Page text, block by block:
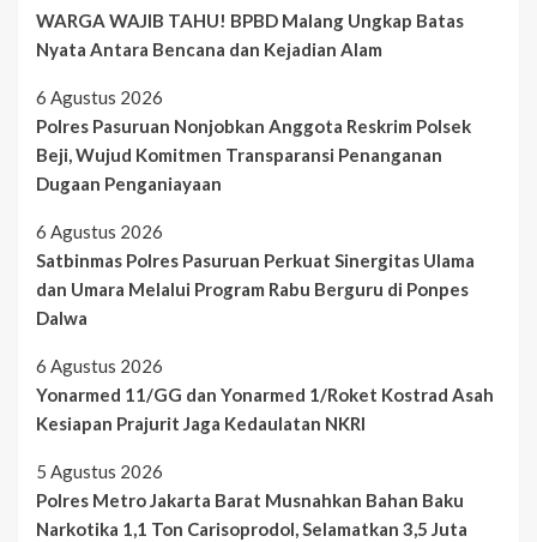
WARGA WAJIB TAHU! BPBD Malang Ungkap Batas
Nyata Antara Bencana dan Kejadian Alam
6 Agustus 2026
Polres Pasuruan Nonjobkan Anggota Reskrim Polsek
Beji, Wujud Komitmen Transparansi Penanganan
Dugaan Penganiayaan
6 Agustus 2026
Satbinmas Polres Pasuruan Perkuat Sinergitas Ulama
dan Umara Melalui Program Rabu Berguru di Ponpes
Dalwa
6 Agustus 2026
Yonarmed 11/GG dan Yonarmed 1/Roket Kostrad Asah
Kesiapan Prajurit Jaga Kedaulatan NKRI
5 Agustus 2026
Polres Metro Jakarta Barat Musnahkan Bahan Baku
Narkotika 1,1 Ton Carisoprodol, Selamatkan 3,5 Juta